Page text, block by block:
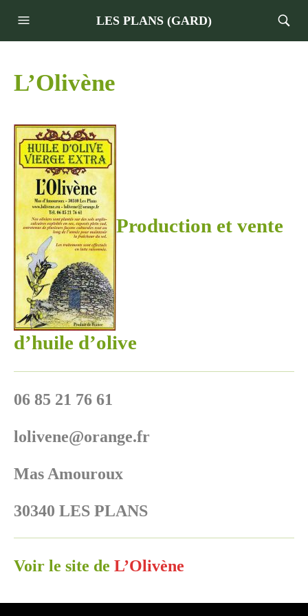
LES PLANS (GARD)
L’Olivène
Production et vente
d’huile d’olive
06 85 21 76 61
lolivene@orange.fr
Mas Amouroux
30340 LES PLANS
Voir le site de L’Olivène